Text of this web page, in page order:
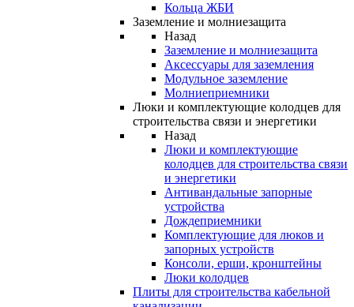
Кольца ЖБИ
Заземление и молниезащита
Назад
Заземление и молниезащита
Аксессуары для заземления
Модульное заземление
Молниеприемники
Люки и комплектующие колодцев для
строительства связи и энергетики
Назад
Люки и комплектующие
колодцев для строительства связи
и энергетики
Антивандальные запорные
устройства
Дождеприемники
Комплектующие для люков и
запорных устройств
Консоли, ерши, кронштейны
Люки колодцев
Плиты для строительства кабельной